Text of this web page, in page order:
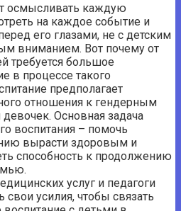
осмысливать каждую
на каждое событие и
его глазами, не с детским
вниманием. Вот почему от
требуется большое
в процессе такого
предполагает
отношения к гендерным
Основная задача
воспитания – помочь
вырасти здоровым и
способность к продолжению
услуг и педагоги
усилия, чтобы связать